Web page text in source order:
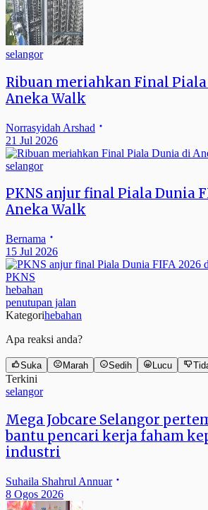
selangor
Ribuan meriahkan Final
Aneka Walk
Norrasyidah Arshad
21 Jul 2026
selangor
PKNS anjur final Piala Dunia
Aneka Walk
Bernama
15 Jul 2026
PKNS
hebahan
penutupan jalan
Kategorihebahan
Apa reaksi anda?
Suka Marah Sedih Lucu
Terkini
selangor
Mega Jobcare Selangor
bantu pencari kerja faham
industri
Suhaila Shahrul Annuar
8 Ogos 2026